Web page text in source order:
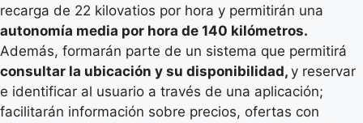
recarga de 22 kilovatios por hora y permitirán una
autonomía media por hora de 140 kilómetros.
Además, formarán parte de un sistema que permitirá
consultar la ubicación y su disponibilidad, y reservar
e identificar al usuario a través de una aplicación;
facilitarán información sobre precios, ofertas con